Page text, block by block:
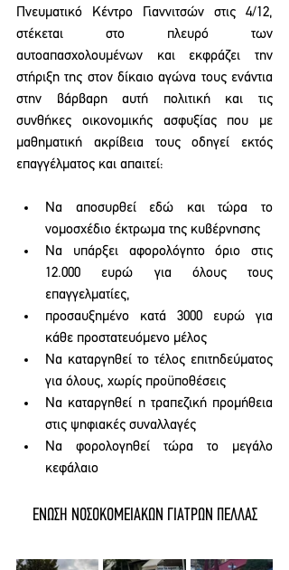
Πνευματικό Κέντρο Γιαννιτσών στις 4/12,
στέκεται στο πλευρό των
αυτοαπασχολουμένων και εκφράζει την
στήριξη της στον δίκαιο αγώνα τους ενάντια
στην βάρβαρη αυτή πολιτική και τις
συνθήκες οικονομικής ασφυξίας που με
μαθηματική ακρίβεια τους οδηγεί εκτός
επαγγέλματος και απαιτεί:
Να αποσυρθεί εδώ και τώρα το
νομοσχέδιο έκτρωμα της κυβέρνησης
Να υπάρξει αφορολόγητο όριο στις
12.000 ευρώ για όλους τους
επαγγελματίες,
προσαυξημένο κατά 3000 ευρώ για
κάθε προστατευόμενο μέλος
Να καταργηθεί το τέλος επιτηδεύματος
για όλους, χωρίς προϋποθέσεις
Να καταργηθεί η τραπεζική προμήθεια
στις ψηφιακές συναλλαγές
Να φορολογηθεί τώρα το μεγάλο
κεφάλαιο
ΕΝΩΣΗ ΝΟΣΟΚΟΜΕΙΑΚΩΝ ΓΙΑΤΡΩΝ ΠΕΛΛΑΣ